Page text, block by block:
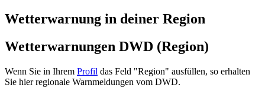
Wetterwarnung in deiner Region
Wetterwarnungen DWD (Region)
Wenn Sie in Ihrem Profil das Feld "Region" ausfüllen, so erhalten
Sie hier regionale Warnmeldungen vom DWD.